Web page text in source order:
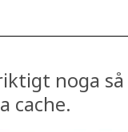
noga
cache.